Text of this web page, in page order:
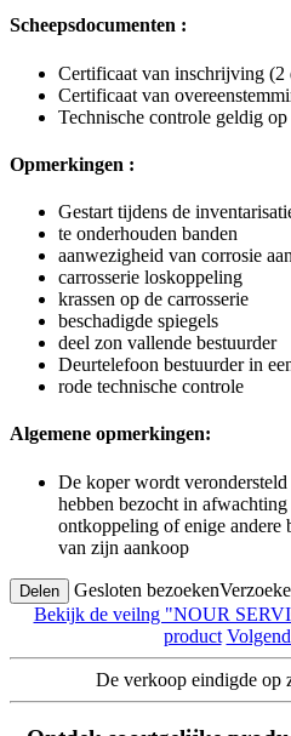
Scheepsdocumenten :
Certificaat van inschrijving (2
Certificaat van
Technische controle geldig
Opmerkingen :
Gestart tijdens de
te onderhouden banden
aanwezigheid van corrosie
carrosserie loskoppeling
krassen op de carrosserie
beschadigde spiegels
deel zon vallende bestuurder
Deurtelefoon bestuurder in
rode technische controle
Algemene opmerkingen:
De koper wordt
hebben bezocht in
ontkoppeling of enige andere
van zijn aankoop
Delen Gesloten bezoeken
Bekijk de veilng "NOUR
product
De verkoop eindigde op